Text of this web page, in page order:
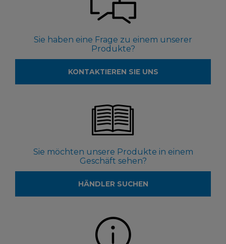
Sie haben eine Frage zu einem unserer
Produkte?
KONTAKTIEREN SIE UNS
Sie möchten unsere Produkte in einem
Geschäft sehen?
HÄNDLER SUCHEN